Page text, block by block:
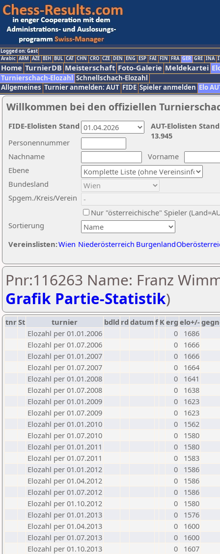
Logged on: Gast
Arabic ARM AZE BIH BUL CAT CHN CRO CZE DEN ENG ESP FAI FIN FRA GER GRE INA
Home TurnierDB Meisterschaft Foto-Galerie Meldekartei
Turnierschach-Elozahl Schnellschach-Elozahl
Allgemeines Turnier anmelden: AUT FIDE Spieler anmelden Elo
Willkommen bei den offiziellen
Nachname
Vorname
Ebene
Sortierung
Personennummer
Bundesland
Spgem./Kreis/Verein
Nur "österreichische" Spieler
Vereinslisten:Wien Niederösterreich Burgenland
AUT-Elolisten
13.945
FIDE-Elolisten Stand
Pnr:116263 Name: Franz
Grafik Partie-Statistik)
tnrSt turnier bdld rd datumf Kerg elo+/-
Elozahl per 01.01.2006
0
1686
Elozahl per 01.07.2006
0
1666
Elozahl per 01.01.2007
0
1666
Elozahl per 01.07.2007
0
1664
Elozahl per 01.01.2008
0
1641
Elozahl per 01.07.2008
0
1638
Elozahl per 01.01.2009
0
1623
Elozahl per 01.07.2009
0
1623
Elozahl per 01.01.2010
0
1562
Elozahl per 01.07.2010
0
1580
Elozahl per 01.01.2011
0
1580
Elozahl per 01.07.2011
0
1583
Elozahl per 01.01.2012
0
1586
Elozahl per 01.04.2012
0
1586
Elozahl per 01.07.2012
0
1586
Elozahl per 01.10.2012
0
1580
Elozahl per 01.01.2013
0
1576
Elozahl per 01.04.2013
0
1600
Elozahl per 01.07.2013
0
1600
Elozahl per 01.10.2013
0
1607